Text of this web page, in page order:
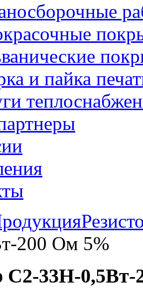
и пайка
200 Ом 5%
С2-33Н-